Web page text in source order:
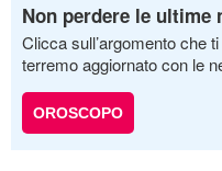
Non perdere le ultime
Clicca sull’argomento che
terremo aggiornato con le
OROSCOPO